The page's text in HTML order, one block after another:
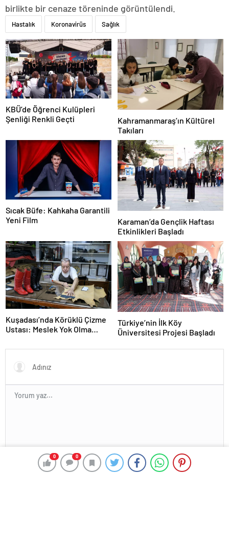
0 0
birlikte bir cenaze töreninde görüntülendi.
Hastalık Koronavirüs Sağlık
KBÜ’de Öğrenci Kulüpleri
Şenliği Renkli Geçti
Kahramanmaraş’ın Kültürel
Takıları
Sıcak Büfe: Kahkaha Garantili
Yeni Film
Karaman’da Gençlik Haftası
Etkinlikleri Başladı
Kuşadası’nda Körüklü Çizme
Ustası: Meslek Yok Olma
Türkiye’nin İlk Köy
Üniversitesi Projesi Başladı
En az 10 karakter gerekli